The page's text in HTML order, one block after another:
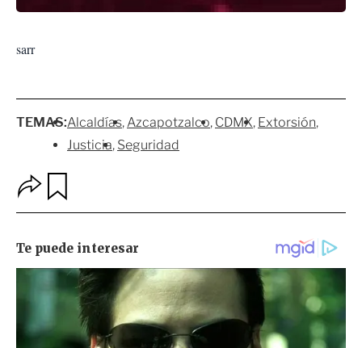
sarr
TEMAS:Alcaldías Azcapotzalco CDMX Extorsión
Justicia Seguridad
p
i
o
n
e
r
d
a